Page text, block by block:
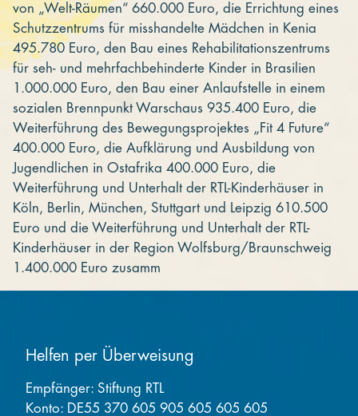
von „Welt-Räumen“ 660.000 Euro, die Errichtung eines
Schutzzentrums für misshandelte Mädchen in Kenia
495.780 Euro, den Bau eines Rehabilitationszentrums
für seh- und mehrfachbehinderte Kinder in Brasilien
1.000.000 Euro, den Bau einer Anlaufstelle in einem
sozialen Brennpunkt Warschaus 935.400 Euro, die
Weiterführung des Bewegungsprojektes „Fit 4 Future“
400.000 Euro, die Aufklärung und Ausbildung von
Jugendlichen in Ostafrika 400.000 Euro, die
Weiterführung und Unterhalt der RTL-Kinderhäuser in
Köln, Berlin, München, Stuttgart und Leipzig 610.500
Euro und die Weiterführung und Unterhalt der RTL-
Kinderhäuser in der Region Wolfsburg/Braunschweig
1.400.000 Euro zusamm
Helfen per Überweisung
Empfänger: Stiftung RTL
Konto: DE55 370 605 905 605 605 605